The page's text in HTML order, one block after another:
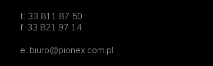
t: 33 811 87 50
f: 33 821 97 14
e: biuro@pionex.com.pl